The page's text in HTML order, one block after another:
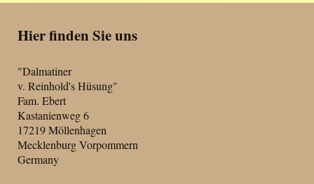
Hier finden Sie uns
"Dalmatiner
v. Reinhold's Hüsung"
Fam. Ebert
Kastanienweg 6
17219 Möllenhagen
Mecklenburg Vorpommern
Germany